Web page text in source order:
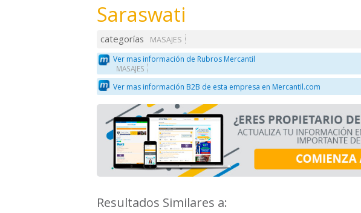
Saraswati
categorías
MASAJES
Ver mas información de Rubros Mercantil
MASAJES
Ver mas información B2B de esta empresa en Mercantil.com
Resultados Similares a: